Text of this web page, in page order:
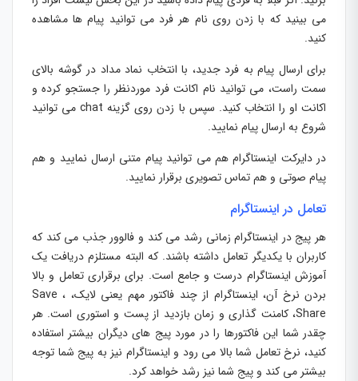
می بینید که با زدن روی نام هر فرد می توانید پیام ها مشاهده
کنید.
برای ارسال پیام به فرد جدید، با انتخاب نماد مداد در گوشه بالای
سمت راست، می توانید نام اکانت فرد موردنظر را جستجو کرده و
اکانت او را انتخاب کنید. سپس با زدن روی گزینه chat می توانید
شروع به ارسال پیام نمایید.
در دایرکت اینستاگرام هم می توانید پیام متنی ارسال نمایید و هم
پیام صوتی و هم تماس تصویری برقرار نمایید.
تعامل در اینستاگرام
هر پیج در اینستاگرام زمانی رشد می کند و فالوور جذب می کند که
کاربران با یکدیگر تعامل داشته باشند. که البته مستلزم دریافت یک
آموزش اینستاگرام درست و جامع است. برای برقراری تعامل و بالا
بردن نرخ آن، اینستاگرام از چند فاکتور مهم یعنی لایک، Save ،
Share، کامنت گذاری و زمان بازدید از پست و استوری است. هر
چقدر شما این فاکتورها را در مورد پیج های دیگران بیشتر استفاده
کنید، نرخ تعامل شما بالا می رود و اینستاگرام نیز به پیج شما توجه
بیشتر می کند و پیج شما نیز رشد خواهد کرد.